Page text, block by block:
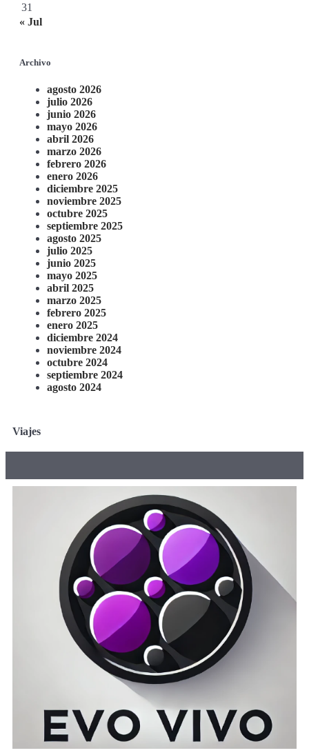
31
« Jul
Archivo
agosto 2026
julio 2026
junio 2026
mayo 2026
abril 2026
marzo 2026
febrero 2026
enero 2026
diciembre 2025
noviembre 2025
octubre 2025
septiembre 2025
agosto 2025
julio 2025
junio 2025
mayo 2025
abril 2025
marzo 2025
febrero 2025
enero 2025
diciembre 2024
noviembre 2024
octubre 2024
septiembre 2024
agosto 2024
Viajes